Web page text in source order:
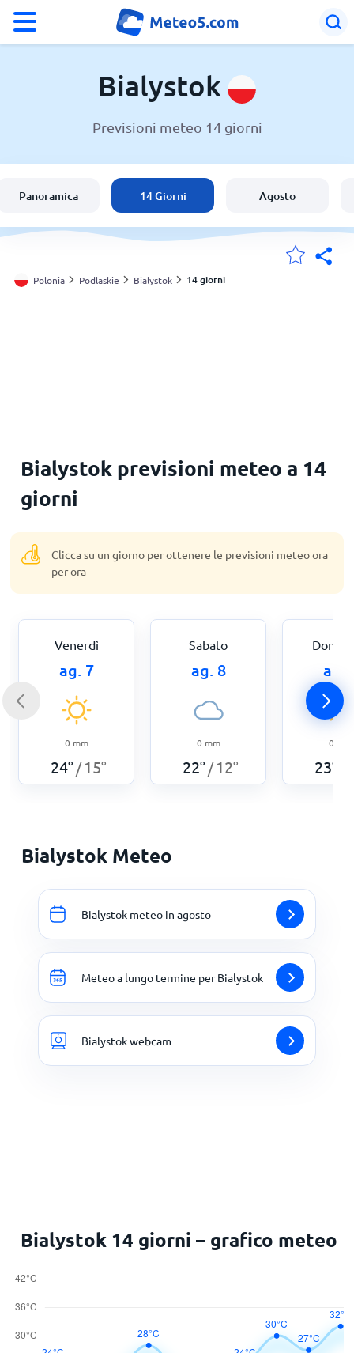
Meteo a Bialystok
Italia
Svizzera
Bialystok
Previsioni meteo 14 giorni
Panoramica 14 Giorni Agosto
Polonia Podlaskie Bialystok 14 giorni
Bialystok previsioni meteo a 14
giorni
Clicca su un giorno per ottenere le previsioni meteo ora
per ora
Venerdì
ag. 7
0 mm
24° / 15°
Sabato
ag. 8
0 mm
22° / 12°
ag.
0
23°
Bialystok Meteo
Bialystok meteo in agosto
Meteo a lungo termine per Bialystok
Bialystok webcam
Bialystok 14 giorni – grafico meteo